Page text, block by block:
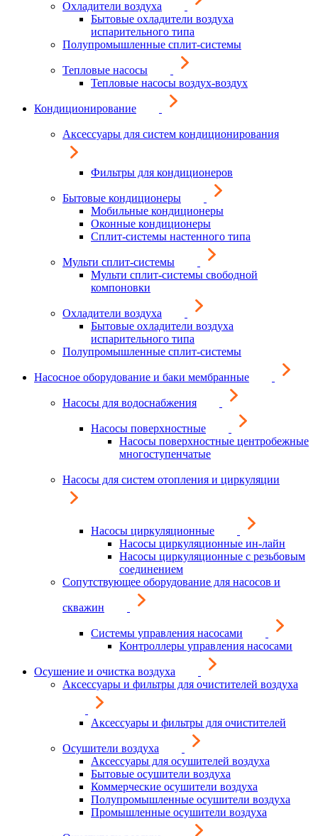
Охладители воздуха
Бытовые охладители воздуха
испарительного типа
Полупромышленные сплит-системы
Тепловые насосы
Тепловые насосы воздух-воздух
Кондиционирование
Аксессуары для систем кондиционирования
Фильтры для кондиционеров
Бытовые кондиционеры
Мобильные кондиционеры
Оконные кондиционеры
Сплит-системы настенного типа
Мульти сплит-системы
Мульти сплит-системы свободной
компоновки
Охладители воздуха
Бытовые охладители воздуха
испарительного типа
Полупромышленные сплит-системы
Насосное оборудование и баки мембранные
Насосы для водоснабжения
Насосы поверхностные
Насосы поверхностные центробежные
многоступенчатые
Насосы для систем отопления и циркуляции
Насосы циркуляционные
Насосы циркуляционные ин-лайн
Насосы циркуляционные с резьбовым
соединением
Сопутствующее оборудование для насосов и
скважин
Системы управления насосами
Контроллеры управления насосами
Осушение и очистка воздуха
Аксессуары и фильтры для очистителей воздуха
Аксессуары и фильтры для очистителей
Осушители воздуха
Аксессуары для осушителей воздуха
Бытовые осушители воздуха
Коммерческие осушители воздуха
Полупромышленные осушители воздуха
Промышленные осушители воздуха